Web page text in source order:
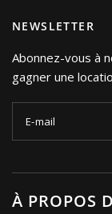
NEWSLETTER
Abonnez-vous à
gagner une
E-mail
À PROPOS